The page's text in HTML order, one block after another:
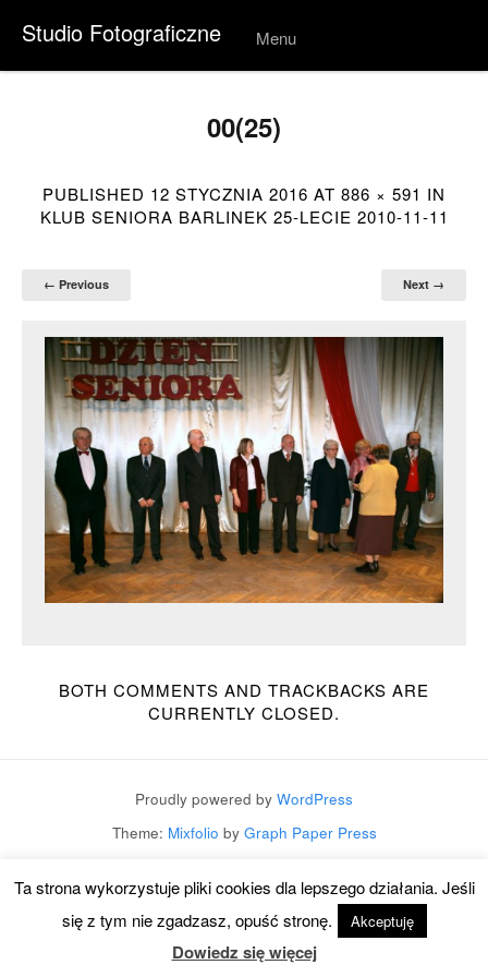
Studio Fotograficzne Menu
Skip to
00(25)
PUBLISHED 12 STYCZNIA 2016 AT 886 × 591 IN
KLUB SENIORA BARLINEK 25-LECIE 2010-11-11
← Previous Next →
BOTH COMMENTS AND TRACKBACKS ARE
CURRENTLY CLOSED.
Proudly powered by WordPress
Theme: Mixfolio by Graph Paper Press
Ta strona wykorzystuje pliki cookies dla lepszego działania. Jeśli
się z tym nie zgadzasz, opuść stronę.
Akceptuję
Dowiedz się więcej